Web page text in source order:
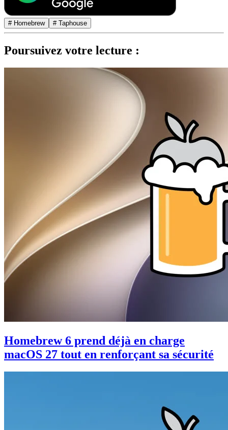
# Homebrew # Taphouse
Poursuivez votre lecture :
Homebrew 6 prend déjà en charge
macOS 27 tout en renforçant sa sécurité